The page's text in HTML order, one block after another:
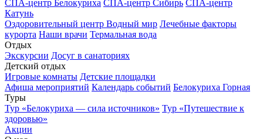
СПА-центр Белокуриха СПА-центр Сибирь СПА-центр
Катунь
Оздоровительный центр Водный мир Лечебные факторы
курорта Наши врачи Термальная вода
Отдых
Экскурсии Досуг в санаториях
Детский отдых
Игровые комнаты Детские площадки
Афиша мероприятий Календарь событий Белокуриха Горная
Туры
Тур «Белокуриха — сила источников» Тур «Путешествие к
здоровью»
Акции